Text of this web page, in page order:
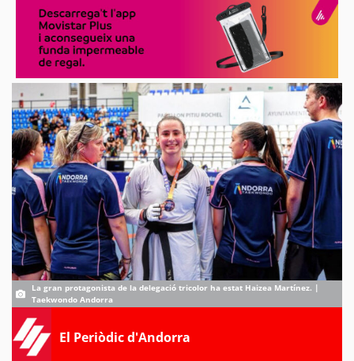
La gran protagonista de la delegació tricolor ha estat Haizea Martínez. |
Taekwondo Andorra
El Periòdic d'Andorra